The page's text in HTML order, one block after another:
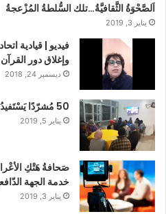
اَلصَّحْوَةُ الثَّقافيَّةُ…تلك السُّلطةُ المُزْعجةُ
يناير 3, 2019
فيديو | قيادية
وإغلاق دور
ديسمبر 24, 2018
50 مُشرّدًا يَسْتَفيدُون من “عملية دفء” بخريبكة
يناير 5, 2019
صَحافةُ هَتْكِ
خدمة الجهة
يناير 3, 2019